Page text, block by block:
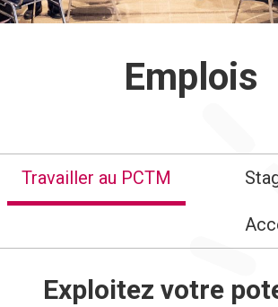
Emplois
Travailler au PCTM
Exploitez votre